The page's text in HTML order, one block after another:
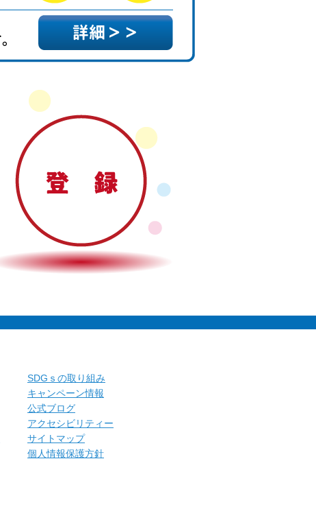
SDGｓの取り組み
キャンペーン情報
公式ブログ
アクセシビリティー
サイトマップ
個人情報保護方針